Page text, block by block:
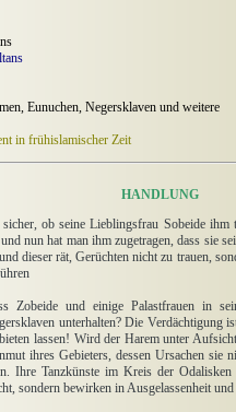
Eunuchen, Negersklaven und weitere
in frühislamischer Zeit
HANDLUNG
ob seine Lieblingsfrau Sobeide ihm
nun hat man ihm zugetragen, dass sie
dieser rät, Gerüchten nicht zu trauen,
Zobeide und einige Palastfrauen in
unterhalten? Die Verdächtigung
lassen! Wird der Harem unter
ihres Gebieters, dessen Ursachen sie
Ihre Tanzkünste im Kreis der
sondern bewirken in Ausgelassenheit